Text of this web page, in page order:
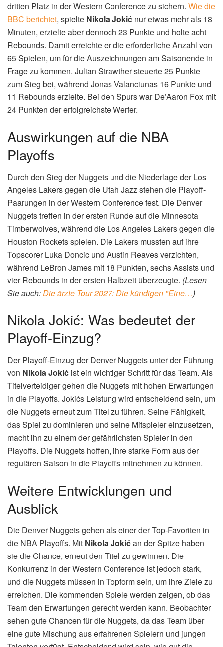
dritten Platz in der Western Conference zu sichern. Wie die
BBC berichtet, spielte Nikola Jokić nur etwas mehr als 18
Minuten, erzielte aber dennoch 23 Punkte und holte acht
Rebounds. Damit erreichte er die erforderliche Anzahl von
65 Spielen, um für die Auszeichnungen am Saisonende in
Frage zu kommen. Julian Strawther steuerte 25 Punkte
zum Sieg bei, während Jonas Valanciunas 16 Punkte und
11 Rebounds erzielte. Bei den Spurs war De’Aaron Fox mit
24 Punkten der erfolgreichste Werfer.
Auswirkungen auf die NBA
Playoffs
Durch den Sieg der Nuggets und die Niederlage der Los
Angeles Lakers gegen die Utah Jazz stehen die Playoff-
Paarungen in der Western Conference fest. Die Denver
Nuggets treffen in der ersten Runde auf die Minnesota
Timberwolves, während die Los Angeles Lakers gegen die
Houston Rockets spielen. Die Lakers mussten auf ihre
Topscorer Luka Doncic und Austin Reaves verzichten,
während LeBron James mit 18 Punkten, sechs Assists und
vier Rebounds in der ersten Halbzeit überzeugte. (Lesen
Sie auch:Die ärzte Tour 2027: Die kündigen "Eine…)
Nikola Jokić: Was bedeutet der
Playoff-Einzug?
Der Playoff-Einzug der Denver Nuggets unter der Führung
von Nikola Jokić ist ein wichtiger Schritt für das Team. Als
Titelverteidiger gehen die Nuggets mit hohen Erwartungen
in die Playoffs. Jokićs Leistung wird entscheidend sein, um
die Nuggets erneut zum Titel zu führen. Seine Fähigkeit,
das Spiel zu dominieren und seine Mitspieler einzusetzen,
macht ihn zu einem der gefährlichsten Spieler in den
Playoffs. Die Nuggets hoffen, ihre starke Form aus der
regulären Saison in die Playoffs mitnehmen zu können.
Weitere Entwicklungen und
Ausblick
Die Denver Nuggets gehen als einer der Top-Favoriten in
die NBA Playoffs. Mit Nikola Jokićan der Spitze haben
sie die Chance, erneut den Titel zu gewinnen. Die
Konkurrenz in der Western Conference ist jedoch stark,
und die Nuggets müssen in Topform sein, um ihre Ziele zu
erreichen. Die kommenden Spiele werden zeigen, ob das
Team den Erwartungen gerecht werden kann. Beobachter
sehen gute Chancen für die Nuggets, da das Team über
eine gute Mischung aus erfahrenen Spielern und jungen